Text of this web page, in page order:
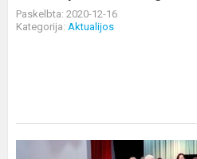
Paskelbta: 2020-12-16
Kategorija: Aktualijos